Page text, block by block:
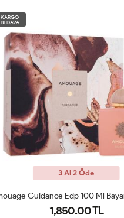
KARGO
BEDAVA
3 Al 2 Öde
1,850.00 TL